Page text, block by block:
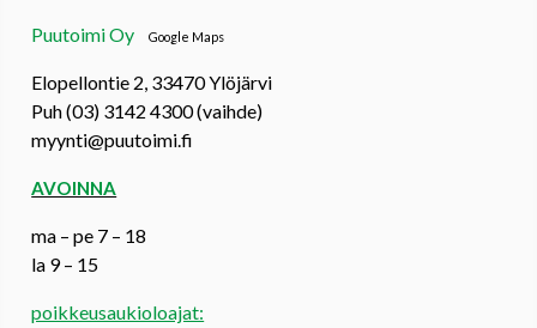
Puutoimi OyGoogle Maps
Elopellontie 2, 33470 Ylöjärvi
Puh (03) 3142 4300 (vaihde)
myynti@puutoimi.fi
AVOINNA
ma – pe 7 – 18
la 9 – 15
poikkeusaukioloajat: